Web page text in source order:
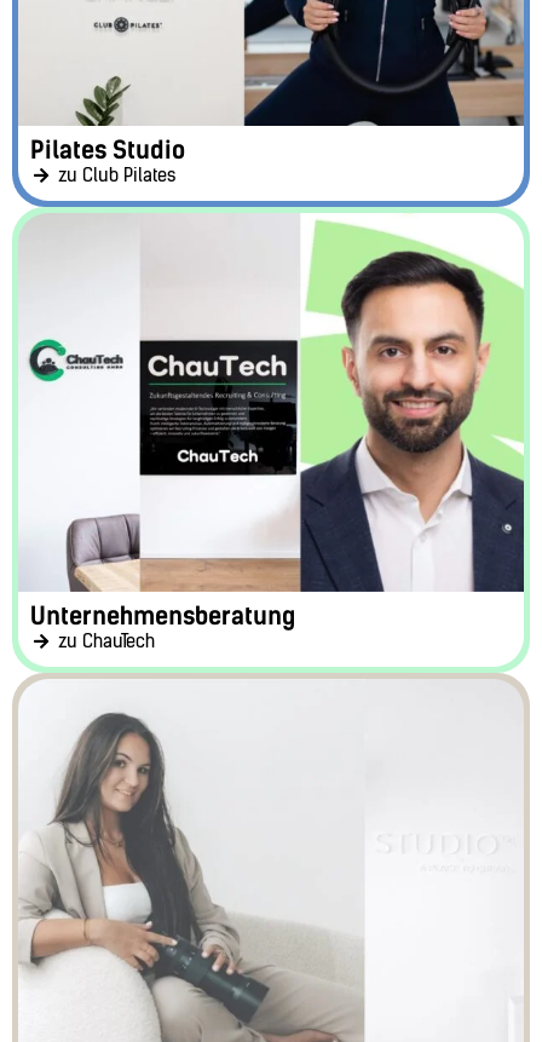
Pilates Studio
zu Club Pilates
Unternehmensberatung
zu ChauTech